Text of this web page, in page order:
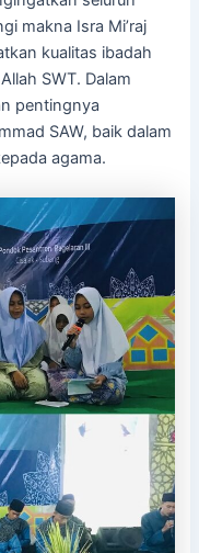
makna Isra Mi’raj
kualitas ibadah
SWT. Dalam
pentingnya
SAW, baik dalam
agama.